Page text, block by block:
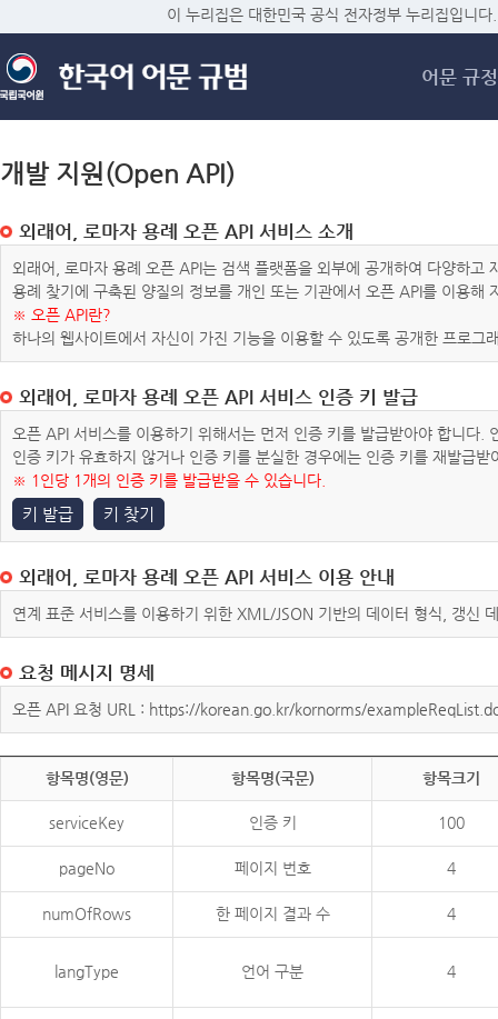
메
이 누리집은 대한민국 공식 전자정부 누리집입니다.
어문 규정
개발 지원(Open API)
외래어, 로마자 용례 오픈 API 서비스 소개
외래어, 로마자 용례 오픈 API는 검색 플랫폼을 외부에 공개하여 다양하
용례 찾기에 구축된 양질의 정보를 개인 또는 기관에서 오픈 API를 이용해
※ 오픈 API란?
하나의 웹사이트에서 자신이 가진 기능을 이용할 수 있도록 공개한 프로그
외래어, 로마자 용례 오픈 API 서비스 인증 키 발급
오픈 API 서비스를 이용하기 위해서는 먼저 인증 키를 발급받아야 합니다
인증 키가 유효하지 않거나 인증 키를 분실한 경우에는 인증 키를 재발급받
※ 1인당 1개의 인증 키를 발급받을 수 있습니다.
키 발급 키 찾기
외래어, 로마자 용례 오픈 API 서비스 이용 안내
연계 표준 서비스를 이용하기 위한 XML/JSON 기반의 데이터 형식, 갱신
요청 메시지 명세
오픈 API 요청 URL : https://korean.go.kr/kornorms/
항목명(영문) 항목명(국문) 항목크기
serviceKey 인증 키 100
pageNo 페이지 번호 4
numOfRows 한 페이지 결과 수 4
langType 언어 구분 4